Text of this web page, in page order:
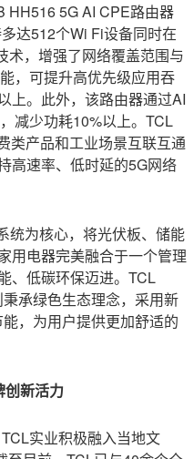
HH516 5G AI CPE路由器
达512个Wi Fi设备同时在
术，增强了网络覆盖范围与
，可提升高优先级应用吞
上。此外，该路由器通过AI
减少功耗10%以上。TCL
类产品和工业场景互联互通
高速率、低时延的5G网络
统为核心，将光伏板、储能
用电器完美融合于一个管理
、低碳环保迈进。TCL
承绿色生态理念，采用新
，为用户提供更加舒适的
创新活力
实业积极融入当地文